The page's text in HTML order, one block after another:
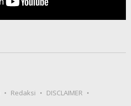
Redaksi
DISCLAIMER